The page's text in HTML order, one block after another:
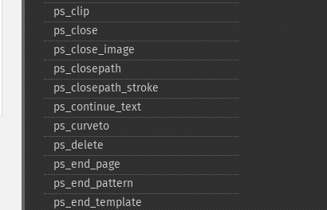
ps_​clip
ps_​close
ps_​close_​image
ps_​closepath
ps_​closepath_​stroke
ps_​continue_​text
ps_​curveto
ps_​delete
ps_​end_​page
ps_​end_​pattern
ps_​end_​template